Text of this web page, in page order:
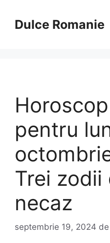
conținutDulce Romanie
pentru
Trei zodii
necaz
septembrie 19, 2024 de